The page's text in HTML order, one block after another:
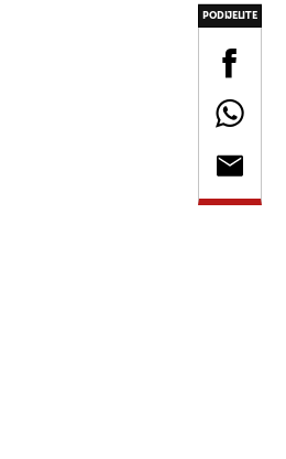
PODIJELITE